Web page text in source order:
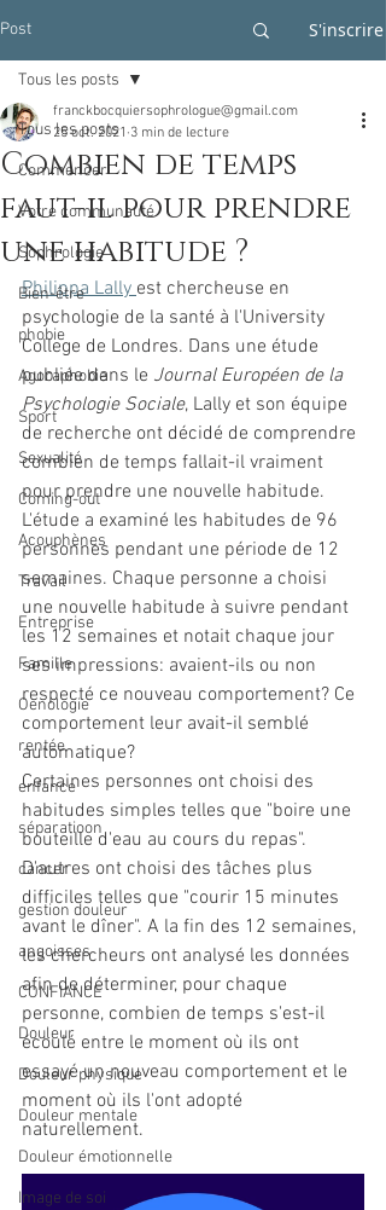
Post S'inscrire
Tous les posts
Commencer
Votre communauté
Sophrologie
Bien-être
phobie
Agoraphobie
Sport
Sexualité
Coming-out
Acouphènes
Travail
Entreprise
Famille
Oenologie
rentée
enfance
séparatioon
cancer
gestion douleur
angoisses
CONFIANCE
Douleur
Douleur physique
Douleur mentale
Douleur émotionnelle
Image de soi
Tous les posts
Combien de temps
faut-il pour prendre
une habitude ?
franckbocquiersophrologue@gmail.com
25 oct. 2021 3 min de lecture
Philippa Lally est chercheuse en
psychologie de la santé à l'University
College de Londres. Dans une étude
publiée dans le Journal Européen de la
Psychologie Sociale, Lally et son équipe
de recherche ont décidé de comprendre
combien de temps fallait-il vraiment
pour prendre une nouvelle habitude.
L'étude a examiné les habitudes de 96
personnes pendant une période de 12
semaines. Chaque personne a choisi
une nouvelle habitude à suivre pendant
les 12 semaines et notait chaque jour
ses impressions: avaient-ils ou non
respecté ce nouveau comportement? Ce
comportement leur avait-il semblé
automatique?
Certaines personnes ont choisi des
habitudes simples telles que "boire une
bouteille d'eau au cours du repas".
D'autres ont choisi des tâches plus
difficiles telles que "courir 15 minutes
avant le dîner". A la fin des 12 semaines,
les chercheurs ont analysé les données
afin de déterminer, pour chaque
personne, combien de temps s'est-il
écoulé entre le moment où ils ont
essayé un nouveau comportement et le
moment où ils l'ont adopté
naturellement.